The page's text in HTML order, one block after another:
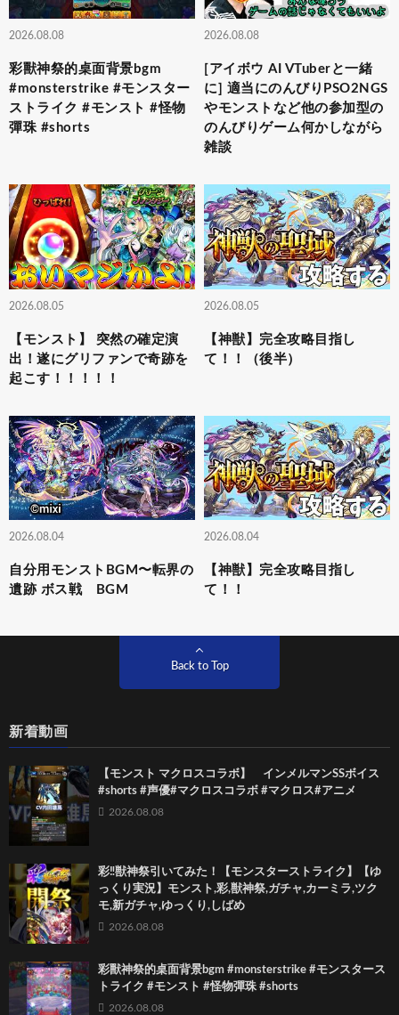
2026.08.08
彩獸神祭的桌面背景bgm
#monsterstrike #モンスター
ストライク #モンスト #怪物
彈珠 #shorts
2026.08.08
[アイボウ AI VTuberと一緒
に] 適当にのんびりPSO2NGS
やモンストなど他の参加型の
のんびりゲーム何かしながら
雑談
2026.08.05
【モンスト】 突然の確定演
出！遂にグリファンで奇跡を
起こす！！！！！
2026.08.05
【神獣】完全攻略目指し
て！！（後半）
2026.08.04
自分用モンストBGM〜転界の
遺跡 ボス戦 BGM
2026.08.04
【神獣】完全攻略目指し
て！！
Back to Top
新着動画
【モンスト マクロスコラボ】 インメルマンSSボイス
#shorts #声優#マクロスコラボ #マクロス#アニメ
2026.08.08
彩‼獣神祭引いてみた！【モンスターストライク】【ゆ
っくり実況】モンスト,彩,獣神祭,ガチャ,カーミラ,ツク
モ,新ガチャ,ゆっくり,しばめ
2026.08.08
彩獸神祭的桌面背景bgm #monsterstrike #モンスタース
トライク #モンスト #怪物彈珠 #shorts
2026.08.08